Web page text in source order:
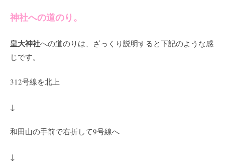
神社への道のり。
皇大神社への道のりは、ざっくり説明すると下記のような感
じです。
312号線を北上
↓
和田山の手前で右折して9号線へ
↓